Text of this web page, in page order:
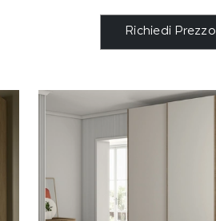
Richiedi Prezzo